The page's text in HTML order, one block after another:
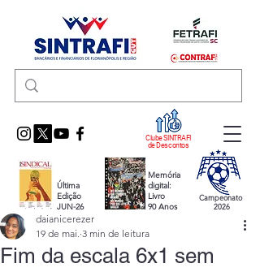
Clube SINTRAFI
de Descontos
Última
Edição
JUN-26
Memória
digital:
Livro
90 Anos
Campeonato
2026
Fim da escala 6x1 sem
daianicerezer
19 de mai. 3 min de leitura